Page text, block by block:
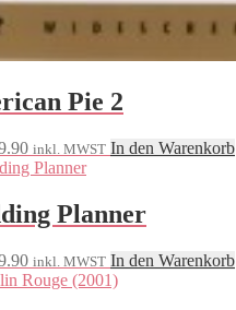
Pie 2
inkl. MWST In den Warenkorb
Planner
inkl. MWST In den Warenkorb